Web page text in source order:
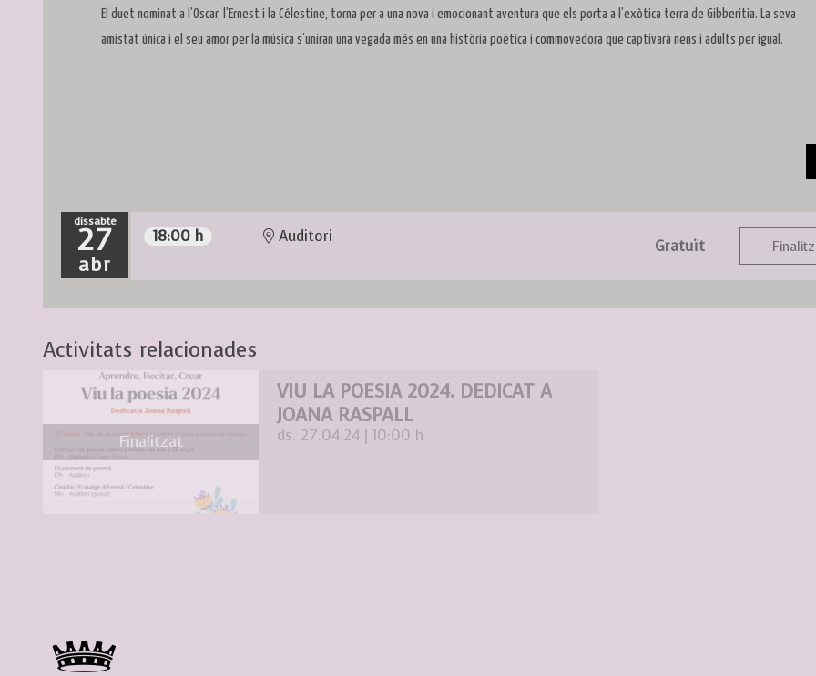
El duet nominat a l’Oscar, l’Ernest i la Célestine, torna per a una nova i emocionant aventura que els porta a l’exòtica terra de Gibberitia. La seva
amistat única i el seu amor per la música s’uniran una vegada més en una història poètica i commovedora que captivarà nens i adults per igual.
dissabte
27
abr
18:00 h Auditori
Gratuït
Activitats relacionades
Finalitzat
VIU LA POESIA 2024. DEDICAT A
JOANA RASPALL
ds. 27.04.24 10:00 h